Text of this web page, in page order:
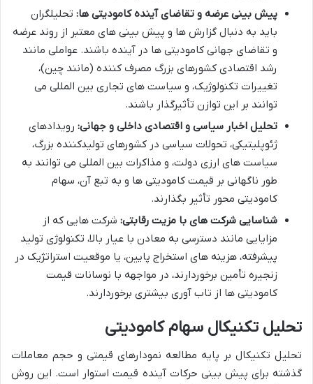
پیش بینی عرضه و تقاضای آینده کامودیتی ها: تحلیلگران
باید به دنبال گزارش ها و پیش بینی های معتبر از روند عرضه
و تقاضای جهانی کامودیتی ها در آینده باشند. عواملی مانند
رشد اقتصادی کشورهای بزرگ مصرف کننده (مانند چین)،
تغییرات تکنولوژیک، و سیاست های تجاری بین المللی می
توانند بر این توازن تأثیرگذار باشند.
تحلیل اخبار سیاسی و اقتصادی داخلی و جهانی: رویدادهای
ژئوپلیتیکی، تحولات سیاسی در کشورهای تولیدکننده بزرگ،
سیاست های ارزی دولت، و مذاکرات بین المللی می توانند به
طور ناگهانی بر قیمت کامودیتی ها و به تبع آن، سهام
کامودیتی محور تأثیر بگذارند.
شناسایی شرکت های با مزیت رقابتی: شرکت هایی که از
مزایایی مانند دسترسی به معادن با عیار بالا، تکنولوژی تولید
پیشرفته، هزینه های استخراج پایین، یا موقعیت استراتژیک در
زنجیره تأمین برخوردارند، در مواجهه با نوسانات قیمت
کامودیتی ها از تاب آوری بیشتری برخوردارند.
تحلیل تکنیکال سهام کامودیتی
تحلیل تکنیکال بر پایه مطالعه نمودارهای قیمتی و حجم معاملات
گذشته برای پیش بینی حرکات آینده قیمت استوار است. این روش